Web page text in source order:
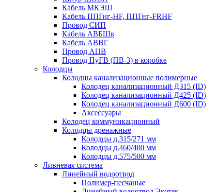
Кабель МКЭШ
Кабель ППГнг-HF, ППГнг-FRHF
Провод СИП
Кабель АВБШв
Кабель АВВГ
Провод АПВ
Провод ПуГВ (ПВ-3) в коробке
Колодцы
Колодцы канализационные полимерные
Колодец канализационный Д315 (ID)
Колодец канализационный Д425 (ID)
Колодец канализационный Д600 (ID)
Аксессуары
Колодец коммуникационный
Колодцы дренажные
Колодцы д.315/271 мм
Колодцы д.460/400 мм
Колодцы д.575/500 мм
Ливневая система
Линейный водоотвод
Полимер-песчаные